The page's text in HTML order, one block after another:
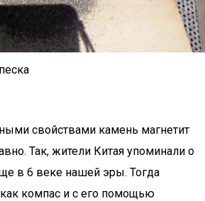
свойствами камень магнетит
Так, жители Китая упоминали о
в 6 веке нашей эры. Тогда
компас и с его помощью